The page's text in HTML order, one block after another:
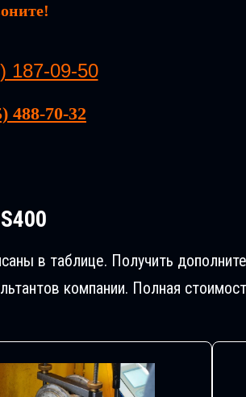
187-09-50
488-70-32
в таблице. Получить
компании. Полная